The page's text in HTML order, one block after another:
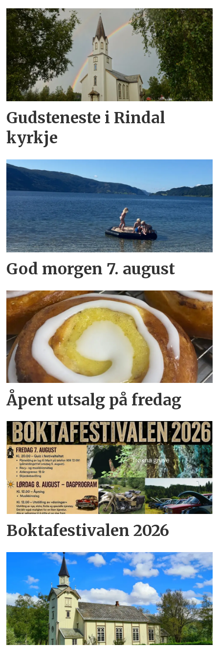
Gudsteneste i Rindal
kyrkje
God morgen 7. august
Åpent utsalg på fredag
Boktafestivalen 2026